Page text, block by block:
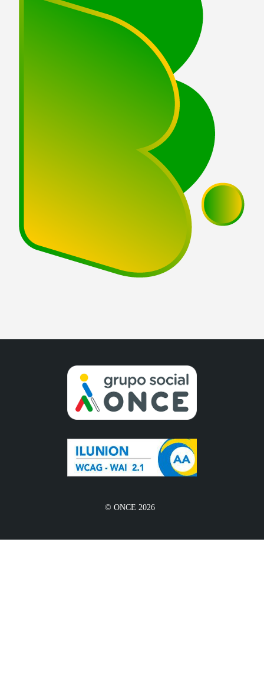
© ONCE 2026